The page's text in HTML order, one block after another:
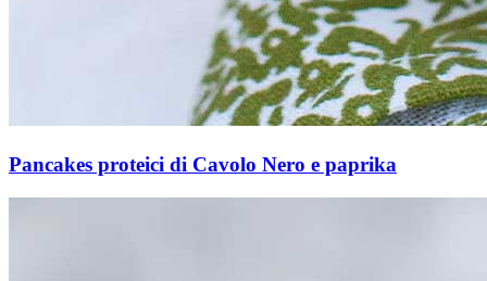
Pancakes proteici di Cavolo Nero e paprika